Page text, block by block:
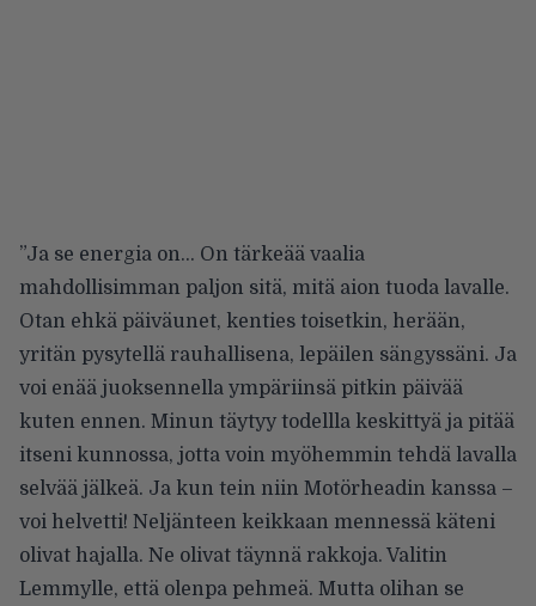
”Ja se energia on… On tärkeää vaalia
mahdollisimman paljon sitä, mitä aion tuoda lavalle.
Otan ehkä päiväunet, kenties toisetkin, herään,
yritän pysytellä rauhallisena, lepäilen sängyssäni. Ja
voi enää juoksennella ympäriinsä pitkin päivää
kuten ennen. Minun täytyy todellla keskittyä ja pitää
itseni kunnossa, jotta voin myöhemmin tehdä lavalla
selvää jälkeä. Ja kun tein niin Motörheadin kanssa –
voi helvetti! Neljänteen keikkaan mennessä käteni
olivat hajalla. Ne olivat täynnä rakkoja. Valitin
Lemmylle, että olenpa pehmeä. Mutta olihan se